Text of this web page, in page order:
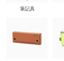
筆記具